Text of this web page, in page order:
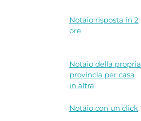
Notaio risposta in 2
ore
Notaio della propria
provincia per casa
in altra
Notaio con un click